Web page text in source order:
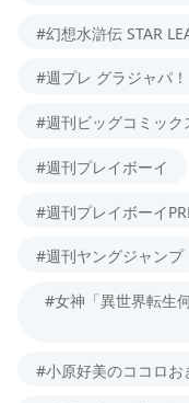
#幻想水滸伝 STAR
#週プレ グラジャパ！
#週刊ビッグコミック
#週刊プレイボーイ
#週刊プレイボーイ
#週刊ヤングジャンプ
#女神「異世界転生
#小原好美のココロお